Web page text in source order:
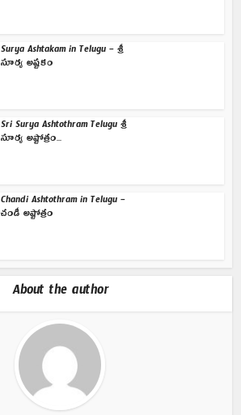
Surya Ashtakam in Telugu – శ్రీ
సూర్య అష్టకం
Sri Surya Ashtothram Telugu శ్రీ
సూర్య అష్టోత్రం...
Chandi Ashtothram in Telugu –
చండీ అష్టోత్రం
About the author